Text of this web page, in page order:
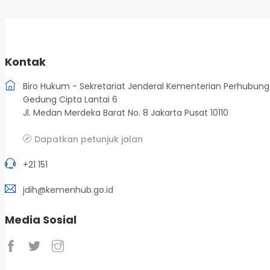
Kontak
Biro Hukum - Sekretariat Jenderal Kementerian
Gedung Cipta Lantai 6
Jl. Medan Merdeka Barat No. 8 Jakarta Pusat 10110
Dapatkan petunjuk jalan
+21 151
jdih@kemenhub.go.id
Media Sosial